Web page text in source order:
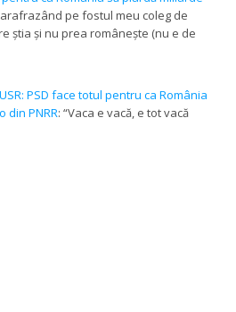
pe fostul meu coleg de
știa și nu prea românește (nu e de
USR: PSD face totul pentru ca România
din PNRR: “Vaca e vacă, e tot vacă